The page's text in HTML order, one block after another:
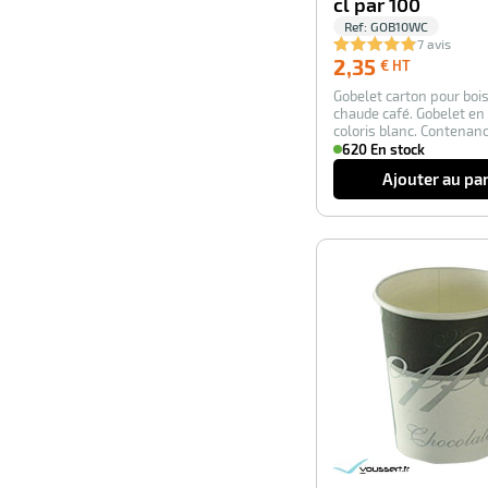
cl par 100
Ref: GOB10WC
7 avis
2,35 € HT
HT
Gobelet carton pour
chaude café. Gobelet
coloris blanc.
Hauteur …
620 En stock
Ajouter au